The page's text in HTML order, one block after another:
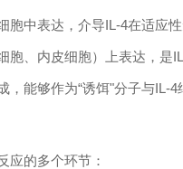
中表达，介导IL-4在适应性
、内皮细胞）上表达，是
能够作为“诱饵"分子与IL-
应的多个环节：